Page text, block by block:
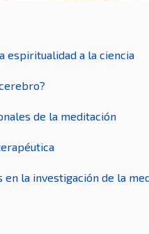
espiritualidad a la ciencia
de la meditación
la investigación de la